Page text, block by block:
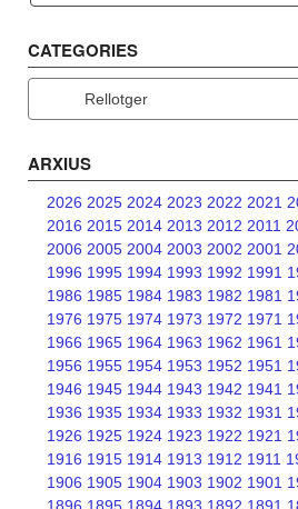
CATEGORIES
ARXIUS
2026 2025 2024 2023 2022 2021
2016 2015 2014 2013 2012 2011
2006 2005 2004 2003 2002 2001
1996 1995 1994 1993 1992 1991
1986 1985 1984 1983 1982 1981
1976 1975 1974 1973 1972 1971
1966 1965 1964 1963 1962 1961
1956 1955 1954 1953 1952 1951
1946 1945 1944 1943 1942 1941
1936 1935 1934 1933 1932 1931
1926 1925 1924 1923 1922 1921
1916 1915 1914 1913 1912 1911
1906 1905 1904 1903 1902 1901
1896 1895 1894 1893 1892 1891